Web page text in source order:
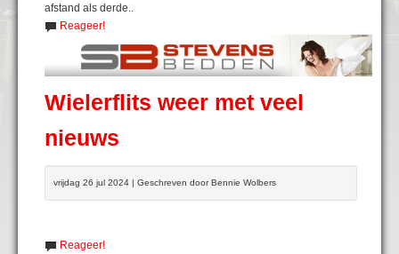
afstand als derde..
Reageer!
Wielerflits weer met veel
nieuws
vrijdag 26 jul 2024 | Geschreven door Bennie Wolbers
Reageer!